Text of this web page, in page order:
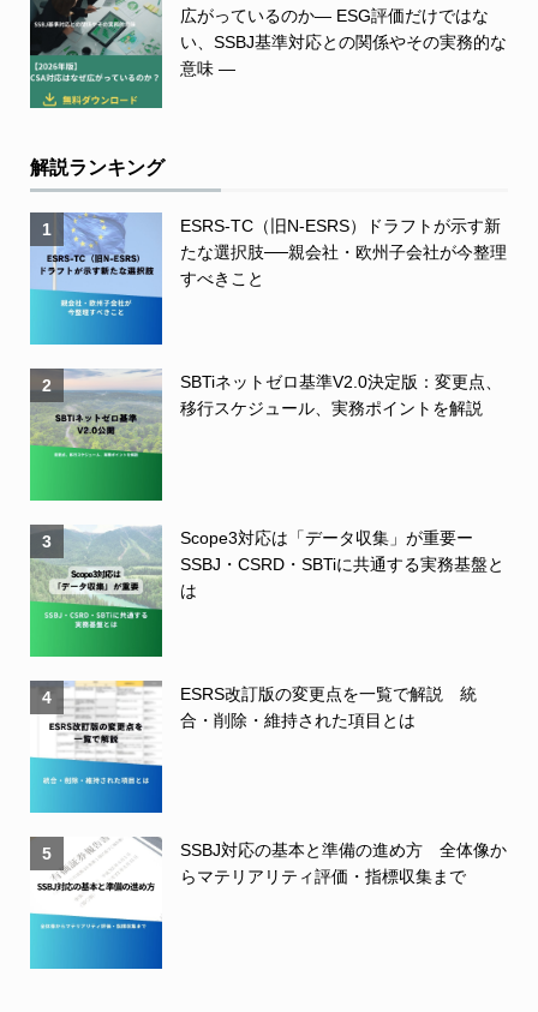
広がっているのか― ESG評価だけではな
い、SSBJ基準対応との関係やその実務的な
意味 ―
解説ランキング
1
ESRS-TC（旧N-ESRS）ドラフトが示す新
たな選択肢──親会社・欧州子会社が今整理
すべきこと
2
SBTiネットゼロ基準V2.0決定版：変更点、
移行スケジュール、実務ポイントを解説
3
Scope3対応は「データ収集」が重要ー
SSBJ・CSRD・SBTiに共通する実務基盤と
は
4
ESRS改訂版の変更点を一覧で解説 統
合・削除・維持された項目とは
5
SSBJ対応の基本と準備の進め方 全体像か
らマテリアリティ評価・指標収集まで